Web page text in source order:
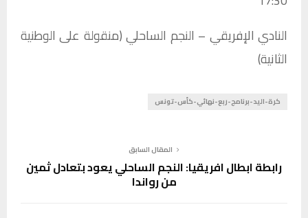
النادي الإفريقي – النجم الساحلي (منقولة على الوطنية
الثانية)
كرة-اليد-برنامج-ربع-نهائي-كأس-تونس
المقال السابق
رابطة ابطال افريقيا: النجم الساحلي يعود بتعادل ثمين
من رواندا